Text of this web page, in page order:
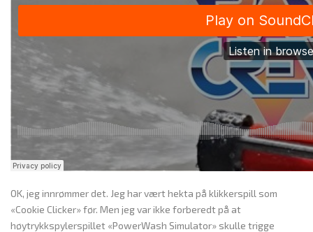
OK, jeg innrømmer det. Jeg har vært hekta på klikkerspill som
«Cookie Clicker» før. Men jeg var ikke forberedt på at
høytrykkspylerspillet «PowerWash Simulator» skulle trigge